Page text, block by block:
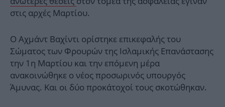
στις αρχές Μαρτίου.
Ο Αχμάντ Βαχίντι ορίστηκε επικεφαλής του
Σώματος των Φρουρών της Ισλαμικής Επανάστασης
την 1η Μαρτίου και την επόμενη μέρα
ανακοινώθηκε ο νέος προσωρινός υπουργός
Άμυνας. Και οι δύο προκάτοχοί τους σκοτώθηκαν.